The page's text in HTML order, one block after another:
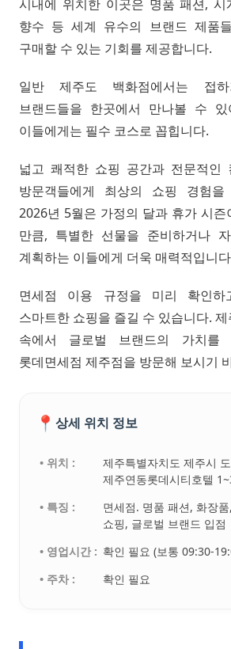
시내에 위치한 이곳은 명품 패션, 시
향수 등 세계 유수의 브랜드 제품
구매할 수 있는 기회를 제공합니다.
일반 제주도 백화점에서는 접
브랜드들을 한곳에서 만나볼 수
이들에게는 필수 코스로 꼽힙니다.
넓고 쾌적한 쇼핑 공간과 전문적인
방문객들에게 최상의 쇼핑 경험을
2026년 5월은 가정의 달과 휴가 시즌
만큼, 특별한 선물을 준비하거나
계획하는 이들에게 더욱 매력적입니
면세점 이용 규정을 미리 확인하
스마트한 쇼핑을 즐길 수 있습니다.
속에서 글로벌 브랜드의 가치를
롯데면세점 제주점을 방문해 보시기
📍 상세 위치 정보
• 위치 :
제주특별자치도 제주시
제주연동롯데시티호텔
• 특징 :
면세점. 명품 패션, 화장
쇼핑, 글로벌 브랜드 입점
• 영업시간 : 확인 필요 (보통 09:30-
• 주차 :
확인 필요